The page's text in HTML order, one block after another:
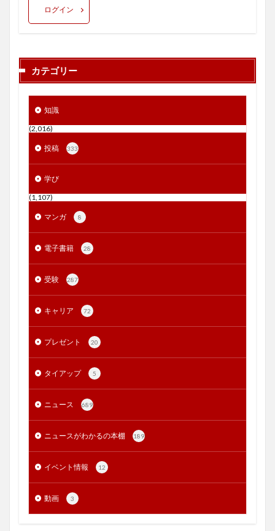
ログイン
カテゴリー
知識
(2,016)
投稿 333
学び
(1,107)
マンガ 8
電子書籍 28
受験 287
キャリア 72
プレゼント 20
タイアップ 5
ニュース 689
ニュースがわかるの本棚 189
イベント情報 12
動画 3